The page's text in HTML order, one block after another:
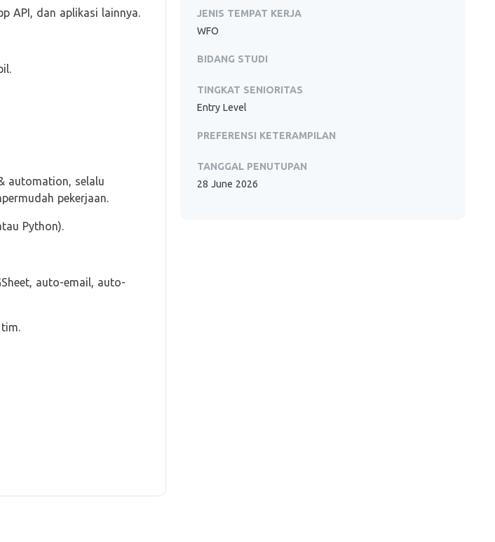
API, dan aplikasi lainnya.
automation, selalu
pekerjaan.
Python).
auto-email, auto-
JENIS TEMPAT KERJA
WFO
BIDANG STUDI
TINGKAT SENIORITAS
Entry Level
PREFERENSI KETERAMPILAN
TANGGAL PENUTUPAN
28 June 2026